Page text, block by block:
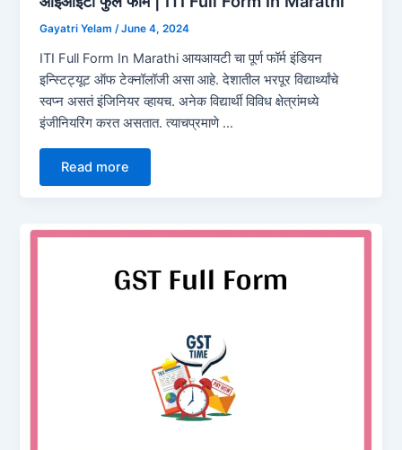
Gayatri Yelam/June 4, 2024
ITI Full Form In Marathi आयआयटी चा पूर्ण फॉर्म इंडियन
इन्स्टिट्यूट ऑफ टेक्नॉलॉजी असा आहे. देशातील भरपूर विद्यार्थ्यांचे
स्वप्न असतं इंजिनियर व्हायच. अनेक विद्यार्थी विविध क्षेत्रांमध्ये
इंजीनियरिंग करत असतात. त्याचप्रमाणे …
Read more